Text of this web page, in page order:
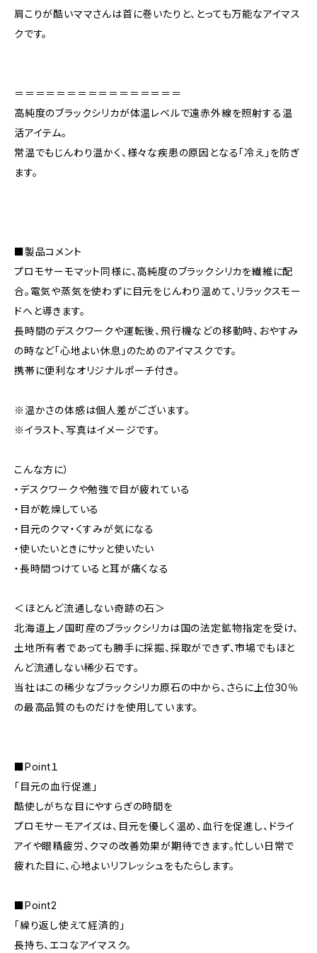
肩こりが酷いママさんは首に巻いたりと、とっても万能なアイマス
クです。
＝＝＝＝＝＝＝＝＝＝＝＝＝＝＝＝
高純度のブラックシリカが体温レベルで遠赤外線を照射する温
活アイテム。
常温でもじんわり温かく、様々な疾患の原因となる「冷え」を防ぎ
ます。
■製品コメント
プロモサーモマット同様に、高純度のブラックシリカを繊維に配
合。電気や蒸気を使わずに目元をじんわり温めて、リラックスモー
ドへと導きます。
長時間のデスクワークや運転後、飛行機などの移動時、おやすみ
の時など「心地よい休息」のためのアイマスクです。
携帯に便利なオリジナルポーチ付き。
※温かさの体感は個人差がございます。
※イラスト、写真はイメージです。
こんな方に）
・デスクワークや勉強で目が疲れている
・目が乾燥している
・目元のクマ・くすみが気になる
・使いたいときにサッと使いたい
・長時間つけていると耳が痛くなる
＜ほとんど流通しない奇跡の石＞
北海道上ノ国町産のブラックシリカは国の法定鉱物指定を受け、
土地所有者であっても勝手に採掘、採取ができず、市場でもほと
んど流通しない稀少石です。
当社はこの稀少なブラックシリカ原石の中から、さらに上位30％
の最高品質のものだけを使用しています。
■Point１
「目元の血行促進」
酷使しがちな目にやすらぎの時間を
プロモサーモアイズは、目元を優しく温め、血行を促進し、ドライ
アイや眼精疲労、クマの改善効果が期待できます。忙しい日常で
疲れた目に、心地よいリフレッシュをもたらします。
■Point2
「繰り返し使えて経済的」
長持ち、エコなアイマスク。